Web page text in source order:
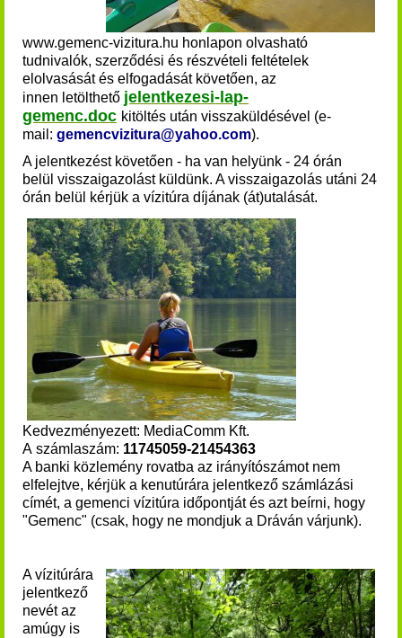
www.gemenc-vizitura.hu honlapon olvasható
tudnivalók, szerződési és részvételi feltételek
elolvasását és elfogadását követően, az
innen letölthető jelentkezesi-lap-
gemenc.doc kitöltés után visszaküldésével (e-
mail: gemencvizitura@yahoo.com).
A jelentkezést követően - ha van helyünk - 24 órán
belül visszaigazolást küldünk. A visszaigazolás utáni 24
órán belül kérjük a vízitúra díjának (át)utalását.
Kedvezményezett: MediaComm Kft.
A számlaszám: 11745059-21454363
A banki közlemény rovatba az irányítószámot nem
elfelejtve, kérjük a kenutúrára jelentkező számlázási
címét, a gemenci vízitúra időpontját és azt beírni, hogy
"Gemenc" (csak, hogy ne mondjuk a Dráván várjunk).
A vízitúrára
jelentkező
nevét az
amúgy is